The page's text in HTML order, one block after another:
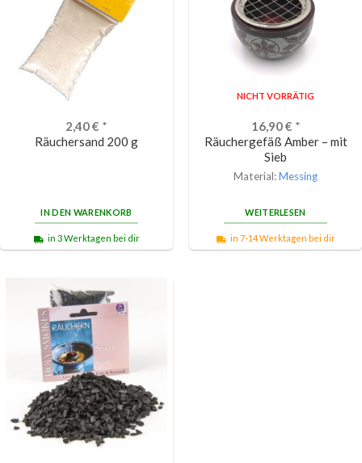
2,40€ *
Räuchersand 200 g
IN DEN WARENKORB
in 3 Werktagen bei dir
NICHT VORRÄTIG
16,90€ *
Räuchergefäß Amber – mit
Sieb
Material:Messing
WEITERLESEN
in 7-14 Werktagen bei dir